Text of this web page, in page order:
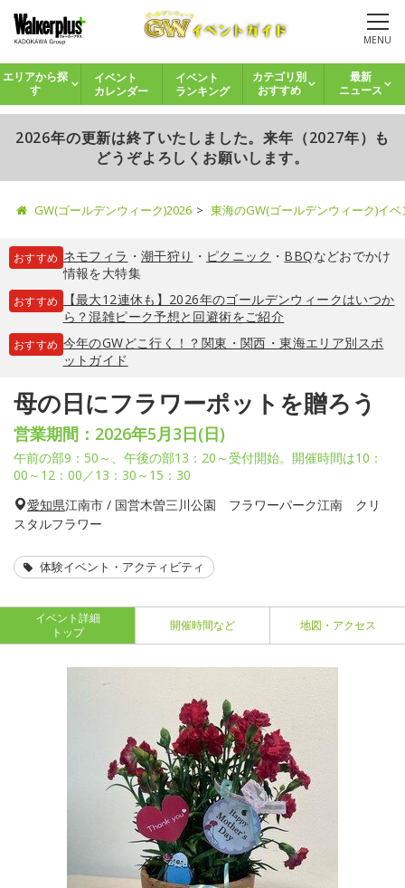
MENU
エリアから探
す
イベント
カレンダー
イベント
ランキング
カテゴリ別
おすすめ
最新
ニュース
2026年の更新は終了いたしました。来年（2027年）も
どうぞよろしくお願いします。
GW(ゴールデンウィーク)2026 東海のGW(ゴールデンウィーク)イ
おすすめ ネモフィラ ・ 潮干狩り ・ ピクニック ・ BBQなどおでかけ
情報を大特集
おすすめ
【最大12連休も】2026年のゴールデンウィークはいつか
ら？混雑ピーク予想と回避術をご紹介
おすすめ 今年のGWどこ行く！？関東・関西・東海エリア別スポ
ットガイド
母の日にフラワーポットを贈ろう
営業期間：2026年5月3日(日)
午前の部9：50～、午後の部13：20～受付開始。開催時間は10：
00～12：00／13：30～15：30
愛知県江南市 / 国営木曽三川公園 フラワーパーク江南 クリ
スタルフラワー
体験イベント・アクティビティ
イベント詳細
トップ
開催時間など 地図・アクセス